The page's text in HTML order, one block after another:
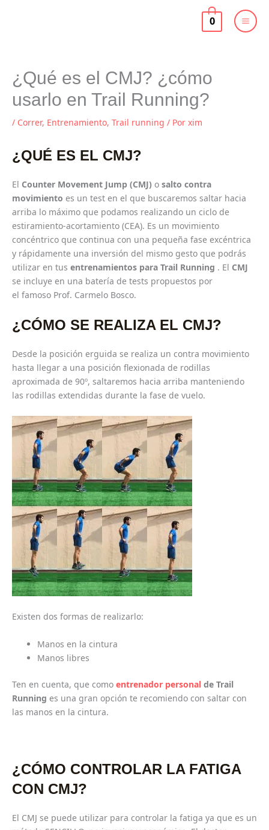
0
¿Qué es el CMJ? ¿cómo
usarlo en Trail Running?
/ Correr, Entrenamiento, Trail running / Por xim
¿QUÉ ES EL CMJ?
El Counter Movement Jump (CMJ) o salto contra
movimiento es un test en el que buscaremos saltar hacia
arriba lo máximo que podamos realizando un ciclo de
estiramiento-acortamiento (CEA). Es un movimiento
concéntrico que continua con una pequeña fase excéntrica
y rápidamente una inversión del mismo gesto que podrás
utilizar en tus entrenamientos para Trail Running . El CMJ
se incluye en una batería de tests propuestos por
el famoso Prof. Carmelo Bosco.
¿CÓMO SE REALIZA EL CMJ?
Desde la posición erguida se realiza un contra movimiento
hasta llegar a una posición flexionada de rodillas
aproximada de 90º, saltaremos hacia arriba manteniendo
las rodillas extendidas durante la fase de vuelo.
Existen dos formas de realizarlo:
Manos en la cintura
Manos libres
Ten en cuenta, que como entrenador personal de Trail
Running es una gran opción te recomiendo con saltar con
las manos en la cintura.
¿CÓMO CONTROLAR LA FATIGA
CON CMJ?
El CMJ se puede utilizar para controlar la fatiga ya que es un